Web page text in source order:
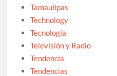
Tamaulipas
Technology
Tecnología
Televisión y Radio
Tendencia
Tendencias